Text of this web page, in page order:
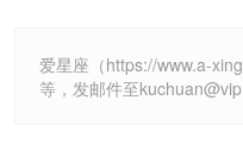
爱星座（https://www.a-
等，发邮件至